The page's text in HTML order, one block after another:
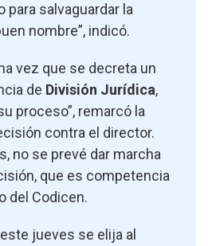
para salvaguardar la
nombre”, indicó.
vez que se decreta un
de División Jurídica,
proceso”, remarcó la
contra el director.
no se prevé dar marcha
que es competencia
del Codicen.
jueves se elija al